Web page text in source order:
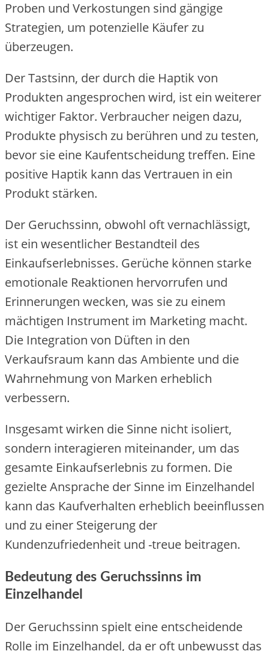
Proben und Verkostungen sind gängige
Strategien, um potenzielle Käufer zu
überzeugen.
Der Tastsinn, der durch die Haptik von
Produkten angesprochen wird, ist ein weiterer
wichtiger Faktor. Verbraucher neigen dazu,
Produkte physisch zu berühren und zu testen,
bevor sie eine Kaufentscheidung treffen. Eine
positive Haptik kann das Vertrauen in ein
Produkt stärken.
Der Geruchssinn, obwohl oft vernachlässigt,
ist ein wesentlicher Bestandteil des
Einkaufserlebnisses. Gerüche können starke
emotionale Reaktionen hervorrufen und
Erinnerungen wecken, was sie zu einem
mächtigen Instrument im Marketing macht.
Die Integration von Düften in den
Verkaufsraum kann das Ambiente und die
Wahrnehmung von Marken erheblich
verbessern.
Insgesamt wirken die Sinne nicht isoliert,
sondern interagieren miteinander, um das
gesamte Einkaufserlebnis zu formen. Die
gezielte Ansprache der Sinne im Einzelhandel
kann das Kaufverhalten erheblich beeinflussen
und zu einer Steigerung der
Kundenzufriedenheit und -treue beitragen.
Bedeutung des Geruchssinns im
Einzelhandel
Der Geruchssinn spielt eine entscheidende
Rolle im Einzelhandel, da er oft unbewusst das